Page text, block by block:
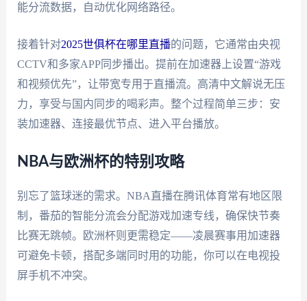
能分流数据，自动优化网络路径。
接着针对2025世俱杯在哪里直播的问题，它通常由央视
CCTV和多家APP同步播出。提前在加速器上设置“游戏
和视频优先”，让带宽专用于直播流。高清中文解说无压
力，享受与国内同步的喝彩声。整个过程简单三步：安
装加速器、连接最优节点、进入平台播放。
NBA与欧洲杯的特别攻略
别忘了篮球迷的需求。NBA直播在腾讯体育常有地区限
制，番茄的智能分流会分配游戏加速专线，确保快节奏
比赛无跳帧。欧洲杯则更需稳定——凌晨赛事用加速器
可避免卡顿，搭配多端同时用的功能，你可以在电视投
屏手机不冲突。